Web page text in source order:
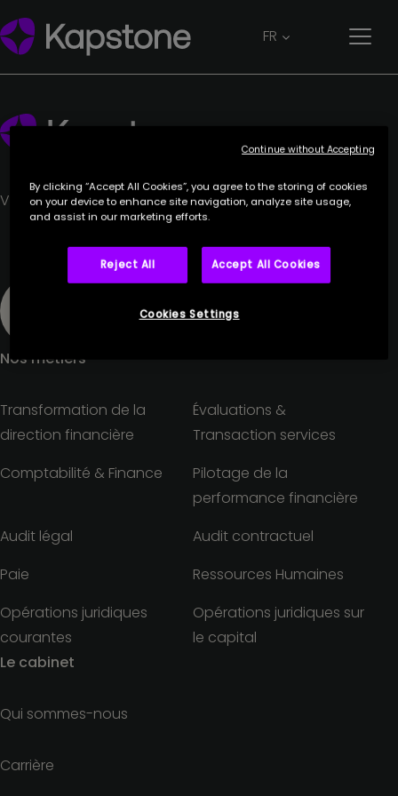
FR
10 septembre 2024
Votre partenaire de confiance.
Nos métiers
Transformation de la
direction financière
Évaluations &
Transaction services
Comptabilité & Finance
Pilotage de la
performance financière
Audit légal
Audit contractuel
Paie
Ressources Humaines
Opérations juridiques
courantes
Opérations juridiques sur
le capital
Le cabinet
Qui sommes-nous
Carrière
By clicking “Accept All Cookies”, you agree to the storing of cookies
on your device to enhance site navigation, analyze site usage,
and assist in our marketing efforts.
Reject All Accept All Cookies
Cookies Settings
Continue without Accepting